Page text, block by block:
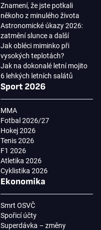
Znamení, že jste potkali
někoho z minulého života
Astronomické úkazy 2026:
zatmění slunce a další
Jak obléci miminko při
vysokých teplotách?
Jak na dokonalé letní mojito
6 lehkých letních salátů
Sport 2026
MMA
Fotbal 2026/27
Hokej 2026
Tenis 2026
F1 2026
Atletika 2026
Cyklistika 2026
Ekonomika
Smrt OSVČ
Spořicí účty
Superdávka – změny